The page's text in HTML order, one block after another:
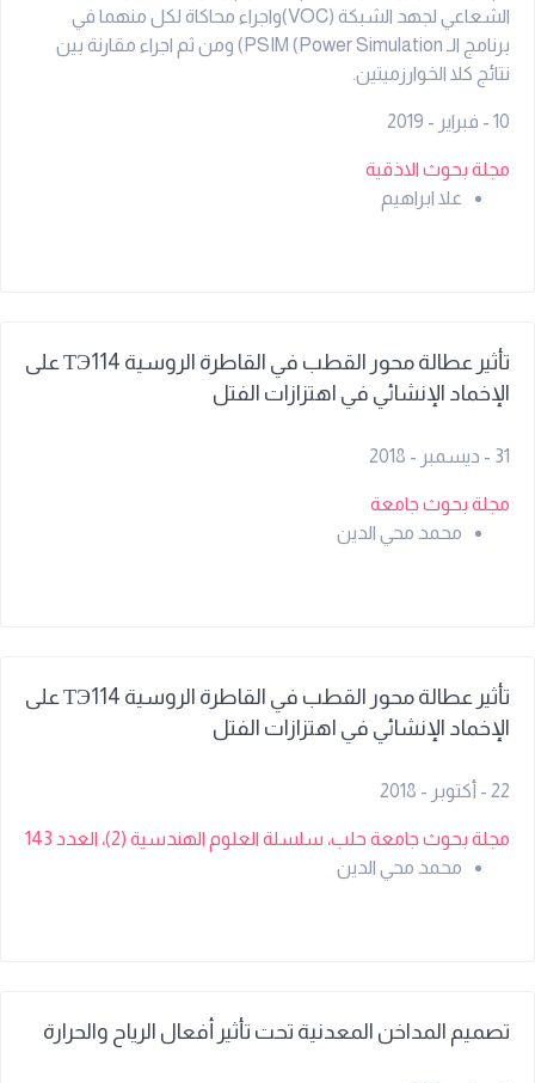
الشعاعي لجهد الشبكة (VOC)واجراء محاكاة لكل منهما في
برنامج الـ PSIM (Power Simulation) ومن ثم اجراء مقارنة بين
نتائج كلا الخوارزميتين.
10 - فبراير - 2019
مجلة بحوث الاذقية
علا ابراهيم
تأثير عطالة محور القطب في القاطرة الروسية ТЭ114 على
الإخماد الإنشائي في اهتزازات الفتل
31 - ديسمبر - 2018
مجلة بحوث جامعة
محمد محي الدين
تأثير عطالة محور القطب في القاطرة الروسية ТЭ114 على
الإخماد الإنشائي في اهتزازات الفتل
22 - أكتوبر - 2018
مجلة بحوث جامعة حلب، سلسلة العلوم الهندسية (2)، العدد 143
محمد محي الدين
تصميم المداخن المعدنية تحت تأثير أفعال الرياح والحرارة